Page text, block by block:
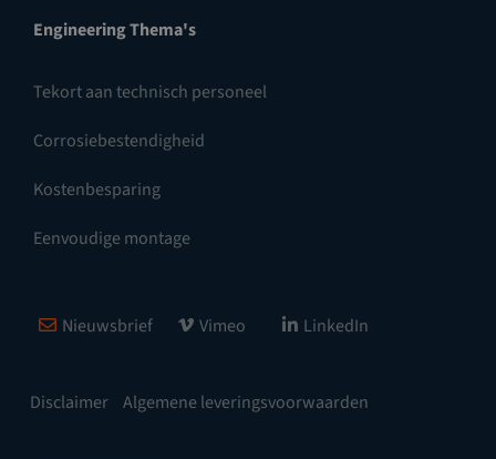
Engineering Thema's
Tekort aan technisch personeel
Corrosiebestendigheid
Kostenbesparing
Eenvoudige montage
Disclaimer Algemene leveringsvoorwaarden
Nieuwsbrief Vimeo LinkedIn